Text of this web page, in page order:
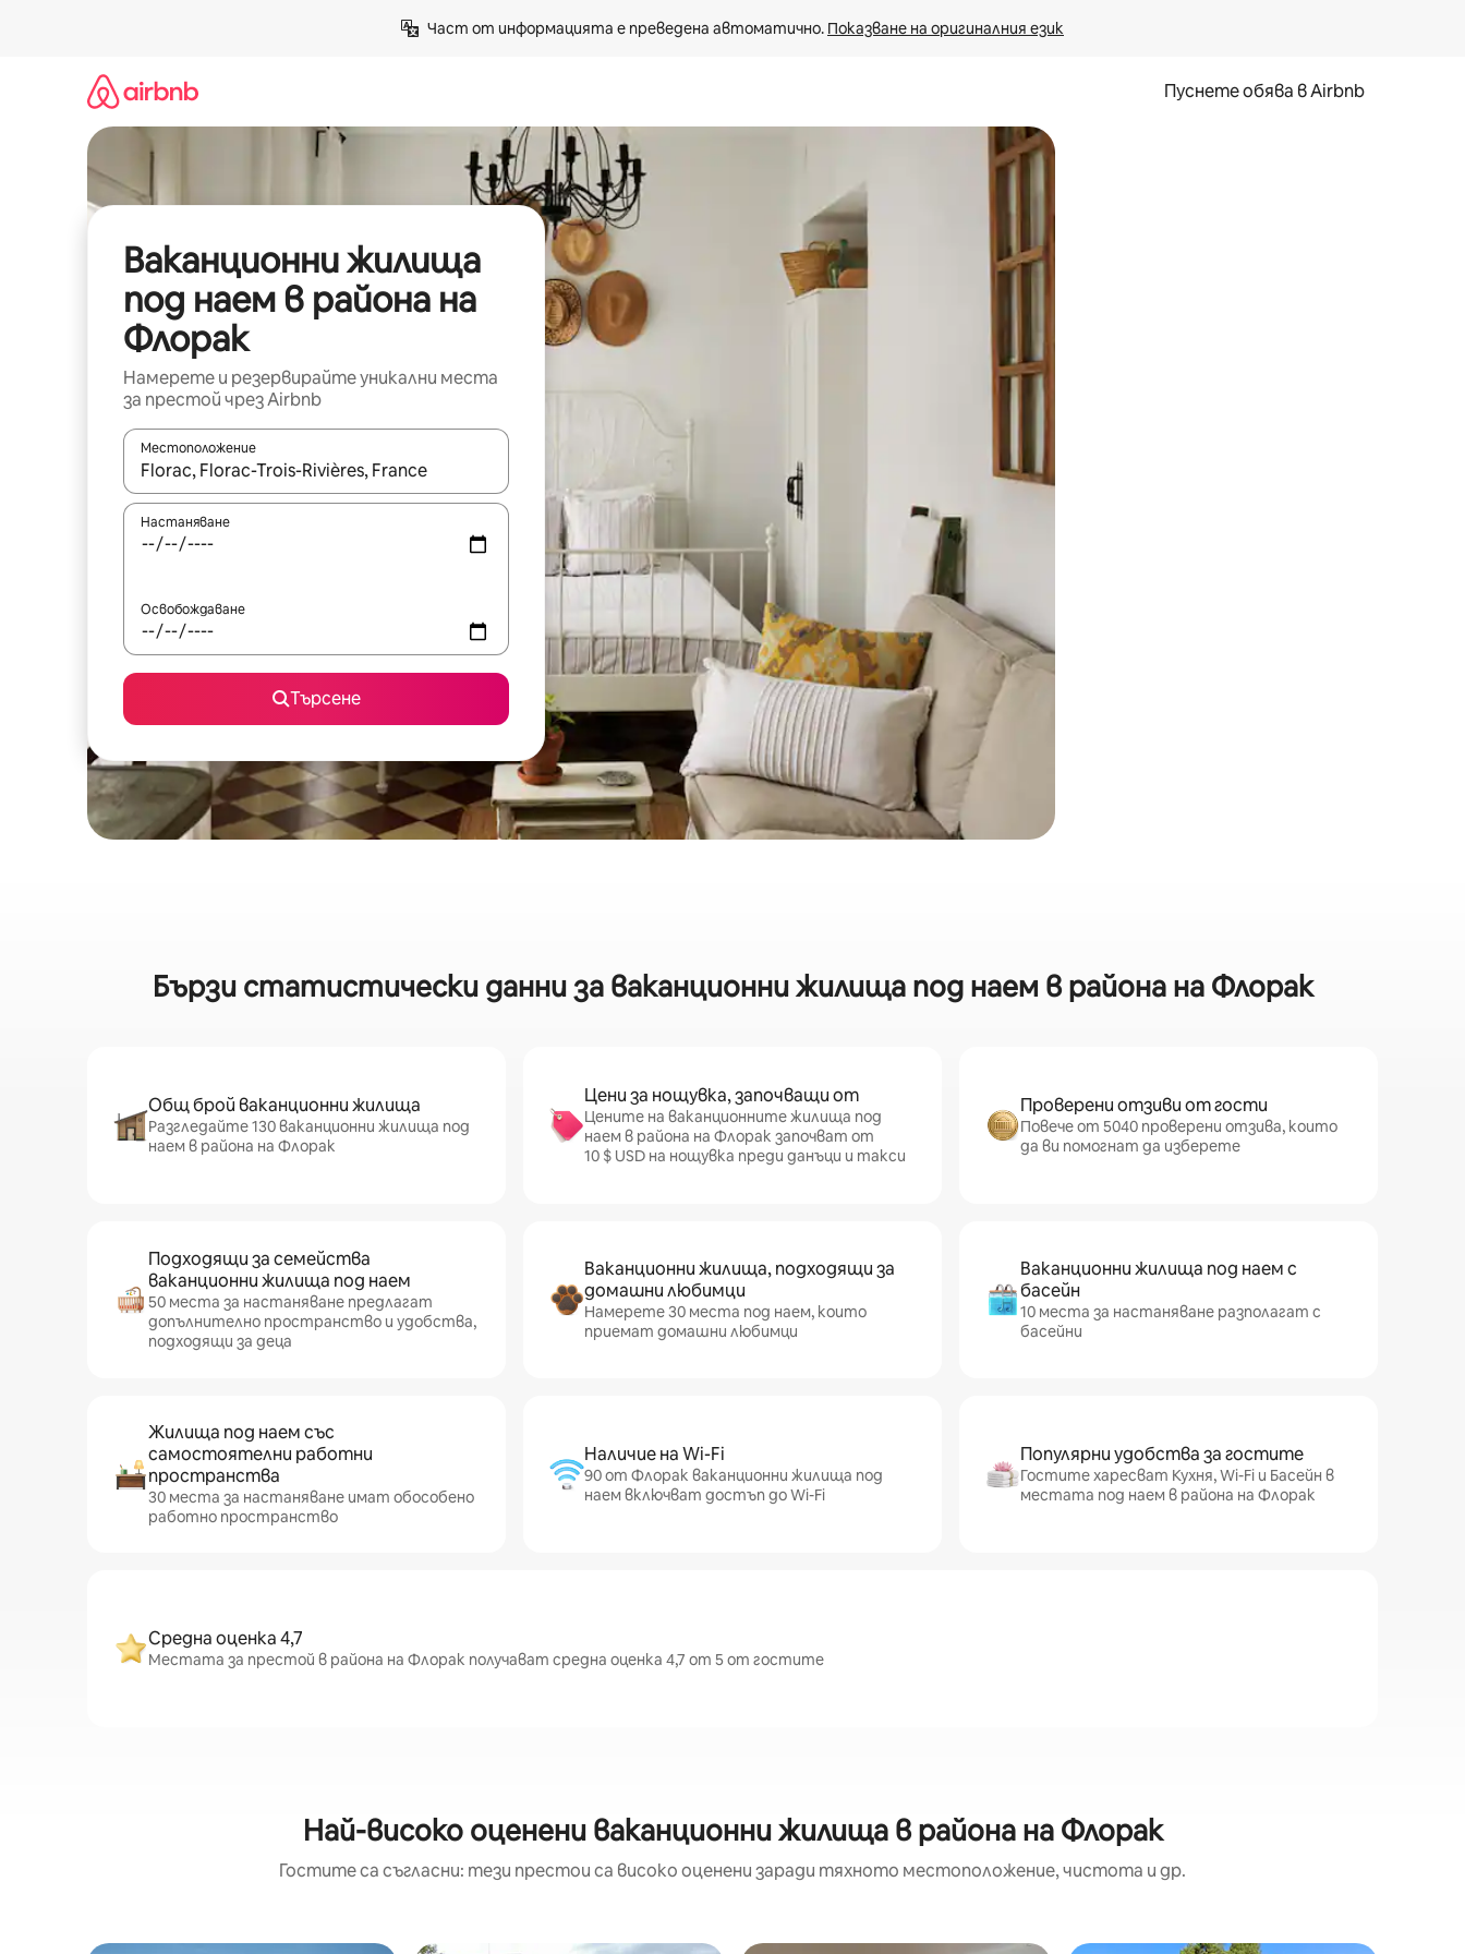
Част от информацията е преведена автоматично. Показване на оригиналния език
Пуснете обява в Airbnb
Ваканционни жилища
под наем в района на
Флорак
Намерете и резервирайте уникални места
за престой чрез Airbnb
Местоположение
Когато резултатите се покажат, използвайте клавишите със стрелки нагоре и надолу или навигирайте с докосване или плъзгане.
Настаняване
Освобождаване
Търсене
Бързи статистически данни за ваканционни жилища под наем в района на Флорак
Общ брой ваканционни жилища
Разгледайте 130 ваканционни жилища под
наем в района на Флорак
Цени за нощувка, започващи от
Цените на ваканционните жилища под
наем в района на Флорак започват от
10 $ USD на нощувка преди данъци и такси
Проверени отзиви от гости
Повече от 5040 проверени отзива, които
да ви помогнат да изберете
Подходящи за семейства
ваканционни жилища под наем
50 места за настаняване предлагат
допълнително пространство и удобства,
подходящи за деца
Ваканционни жилища, подходящи за
домашни любимци
Намерете 30 места под наем, които
приемат домашни любимци
Ваканционни жилища под наем с
басейн
10 места за настаняване разполагат с
басейни
Жилища под наем със
самостоятелни работни
пространства
30 места за настаняване имат обособено
работно пространство
Наличие на Wi-Fi
90 от Флорак ваканционни жилища под
наем включват достъп до Wi-Fi
Популярни удобства за гостите
Гостите харесват Кухня, Wi-Fi и Басейн в
местата под наем в района на Флорак
Средна оценка 4,7
Местата за престой в района на Флорак получават средна оценка 4,7 от 5 от гостите
Най-високо оценени ваканционни жилища в района на Флорак
Гостите са съгласни: тези престои са високо оценени заради тяхното местоположение, чистота и др.